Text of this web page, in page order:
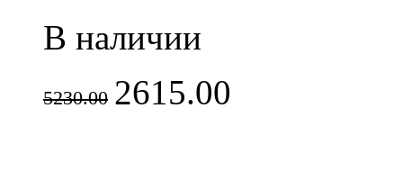
В наличии
5230.00 2615.00